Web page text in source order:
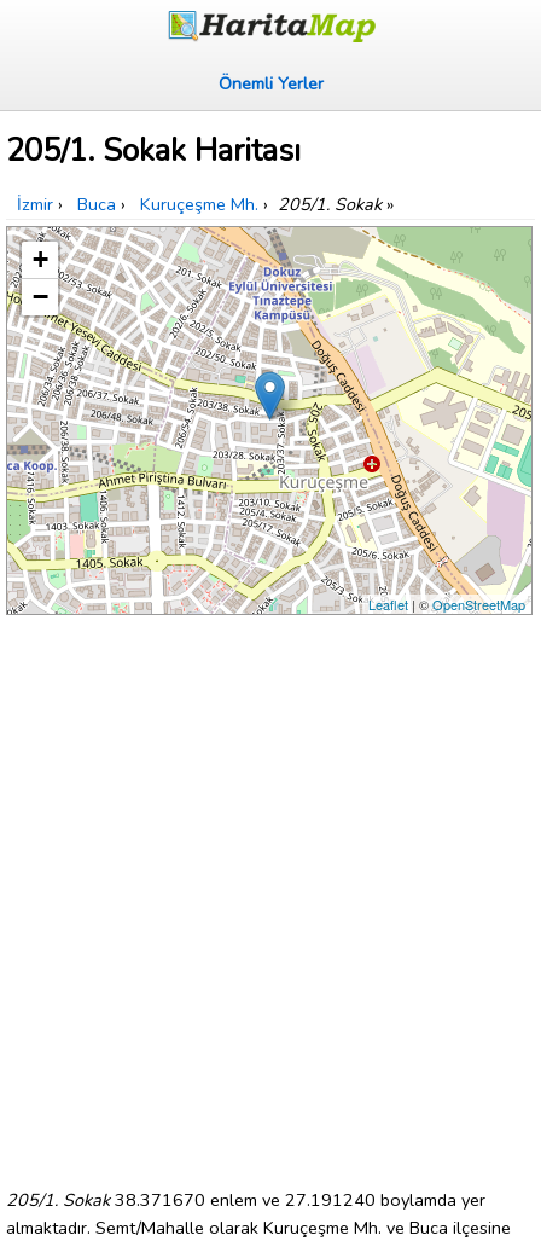
Önemli Yerler
205/1. Sokak Haritası
İzmir › Buca › Kuruçeşme Mh. › 205/1. Sokak»
+
−
Leaflet| ©OpenStreetMap
205/1. Sokak38.371670 enlem ve 27.191240 boylamda yer
almaktadır. Semt/Mahalle olarak Kuruçeşme Mh. ve Buca ilçesine